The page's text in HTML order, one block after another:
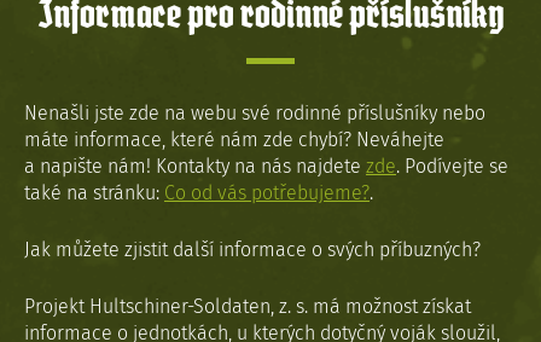
Informace pro rodinné příslušníky
Nenašli jste zde na webu své rodinné příslušníky nebo
máte informace, které nám zde chybí? Neváhejte
a napište nám! Kontakty na nás najdete zde. Podívejte se
také na stránku: Co od vás potřebujeme?.
Jak můžete zjistit další informace o svých příbuzných?
Projekt Hultschiner-Soldaten, z. s. má možnost získat
informace o jednotkách, u kterých dotyčný voják sloužil,